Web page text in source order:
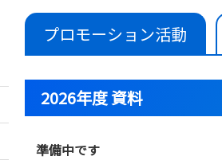
プロモーション活動
2026年度 資料
準備中です